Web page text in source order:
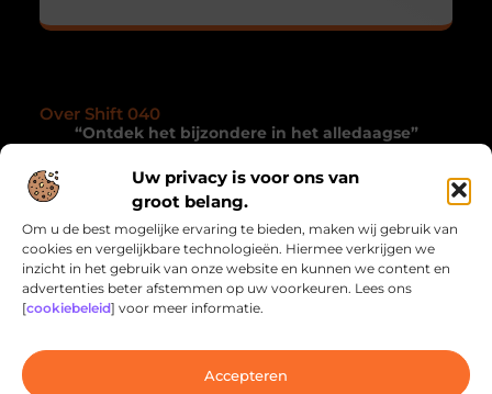
Uw privacy is voor ons van
groot belang.
Om u de best mogelijke ervaring te bieden, maken wij gebruik van
cookies en vergelijkbare technologieën. Hiermee verkrijgen we
inzicht in het gebruik van onze website en kunnen we content en
advertenties beter afstemmen op uw voorkeuren. Lees ons
[cookiebeleid] voor meer informatie.
Accepteren
Over Shift 040
“Ontdek het bijzondere in het alledaagse”
Shift040.nl nodigt je uit om met andere ogen te
kijken. Een collectie blogs die je inspireren, verrassen
en de magie van het dagelijkse leven onthullen.
Onze informatie